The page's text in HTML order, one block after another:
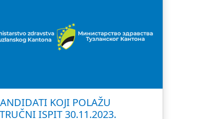
KOJI POLAŽU
ISPIT 30.11.2023.